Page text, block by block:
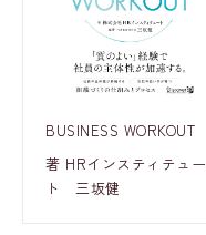
BUSINESS WORKOUT
著 HRインスティテュー
ト 三坂健